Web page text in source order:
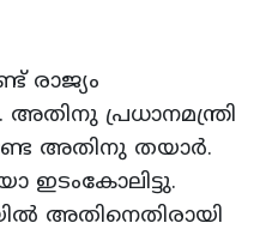
രാജ്യം
അതിനു പ്രധാനമന്ത്രി
അതിനു തയാര്‍.
അതിനെതിരായി